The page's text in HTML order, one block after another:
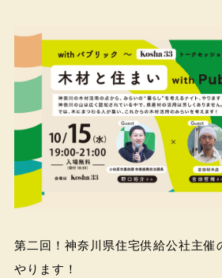
第二回！神奈川県住宅供給公社主催
やります！